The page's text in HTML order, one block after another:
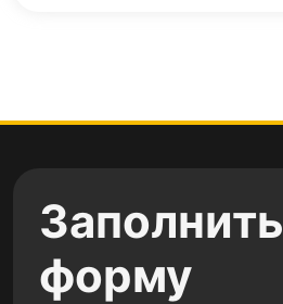
Заполнить
форму